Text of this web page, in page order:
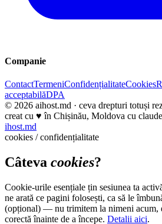
Companie
ContactTermeniConfidențialitateCookies
acceptabilăDPA
© 2026 aihost.md · ceva drepturi totuși
creat cu ♥ în Chișinău, Moldova cu
ihost.md
cookies / confidențialitate
Câteva cookies?
Cookie-urile esențiale țin sesiunea ta
ne arată ce pagini folosești, ca să le
(opțional) — nu trimitem la nimeni acum,
corectă înainte de a începe. Detalii aici.